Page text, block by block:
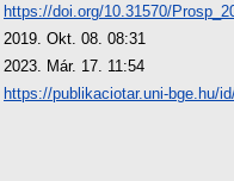
https://doi.org/10.31570/
2019. Okt. 08. 08:31
2023. Már. 17. 11:54
https://publikaciotar.uni-bge.hu/